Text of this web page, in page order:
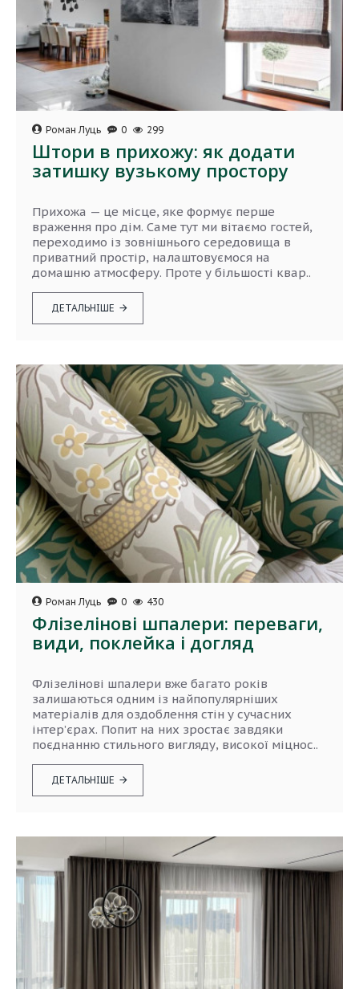
Роман Луць 0 299
Штори в прихожу: як додати
затишку вузькому простору
Прихожа — це місце, яке формує перше
враження про дім. Саме тут ми вітаємо гостей,
переходимо із зовнішнього середовища в
приватний простір, налаштовуємося на
домашню атмосферу. Проте у більшості квар..
ДЕТАЛЬНІШЕ
Роман Луць 0 430
Флізелінові шпалери: переваги,
види, поклейка і догляд
Флізелінові шпалери вже багато років
залишаються одним із найпопулярніших
матеріалів для оздоблення стін у сучасних
інтер’єрах. Попит на них зростає завдяки
поєднанню стильного вигляду, високої міцнос..
ДЕТАЛЬНІШЕ